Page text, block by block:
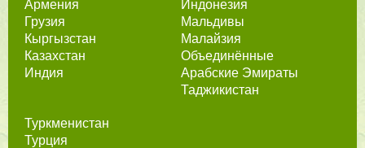
Армения
Грузия
Кыргызстан
Казахстан
Индия
Индонезия
Мальдивы
Малайзия
Объединённые
Арабские Эмираты
Таджикистан
Туркменистан
Турция